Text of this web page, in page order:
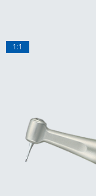
1:1